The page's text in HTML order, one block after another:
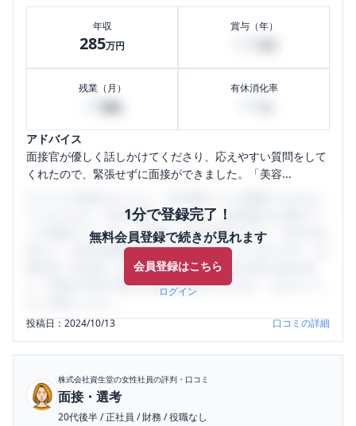
年収
285万円
賞与（年）
残業（月）
29
有休消化率
アドバイス
面接官が優しく話しかけてくださり、応えやすい質問をして
くれたので、緊張せずに面接ができました。「美容...
1分で登録完了！
無料会員登録で続きが見れます
会員登録はこちら
ログイン
うになります。SHEHUB(シーハブ)は、女性限定の企業口コ
ミの投稿サイトです。給与面・女性の働きやすさ・会社の評
判など、女性の転職は気にすべき点がたくさんあります。先
輩社員（元社員）の口コミを通して、本当の会社の姿を知
り、将来の不安や現在の悩みを解消するために、ぜひサイト
投稿日：2024/10/13 口コミの詳細
株式会社資生堂の女性社員の評判・口コミ
面接・選考
20代後半/正社員 /財務 /役職なし